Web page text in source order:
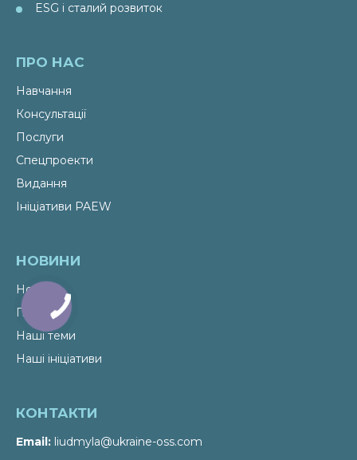
ESG і сталий розвиток
ПРО НАС
Навчання
Консультації
Послуги
Спецпроекти
Видання
Ініціативи PAEW
НОВИНИ
Новини
Події
Наші теми
Наші ініціативи
КОНТАКТИ
Email liudmyla@ukraine-oss.com